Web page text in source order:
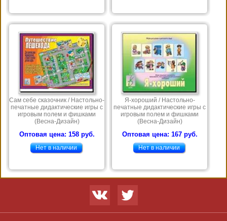
Сам себе сказочник / Настольно-
печатные дидактические игры с
игровым полем и фишками
(Весна-Дизайн)
Оптовая цена: 158 руб.
Нет в наличии
Я-хороший / Настольно-
печатные дидактические игры с
игровым полем и фишками
(Весна-Дизайн)
Оптовая цена: 167 руб.
Нет в наличии